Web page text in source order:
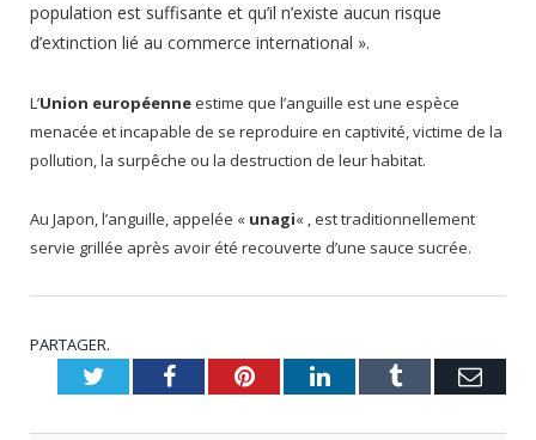
population est suffisante et qu’il n’existe aucun risque
d’extinction lié au commerce international ».
L’Union européenneestime que l’anguille est une espèce
menacée et incapable de se reproduire en captivité, victime de la
pollution, la surpêche ou la destruction de leur habitat.
Au Japon, l’anguille, appelée « unagi« , est traditionnellement
servie grillée après avoir été recouverte d’une sauce sucrée.
PARTAGER.
TwitterFacebookPinterestLinkedInTumblr